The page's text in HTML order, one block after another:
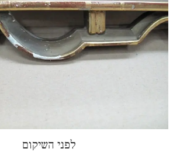
לפני השיקום